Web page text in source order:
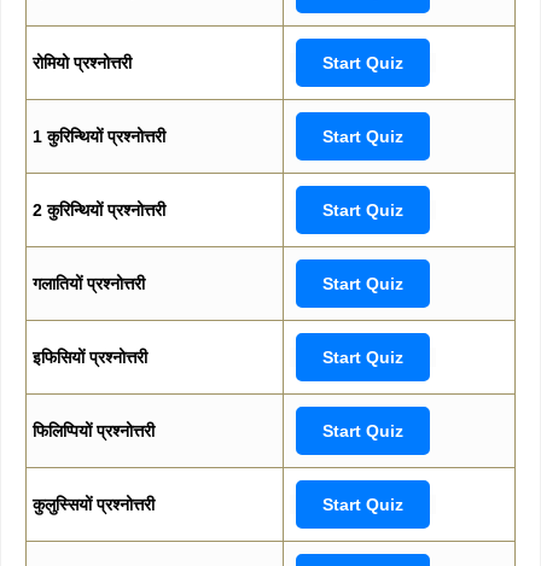
रोमियो प्रश्नोत्तरी Start Quiz
1 कुरिन्थियों प्रश्नोत्तरी Start Quiz
2 कुरिन्थियों प्रश्नोत्तरी Start Quiz
गलातियों प्रश्नोत्तरी Start Quiz
इफिसियों प्रश्नोत्तरी Start Quiz
फिलिप्पियों प्रश्नोत्तरी Start Quiz
कुलुस्सियों प्रश्नोत्तरी Start Quiz